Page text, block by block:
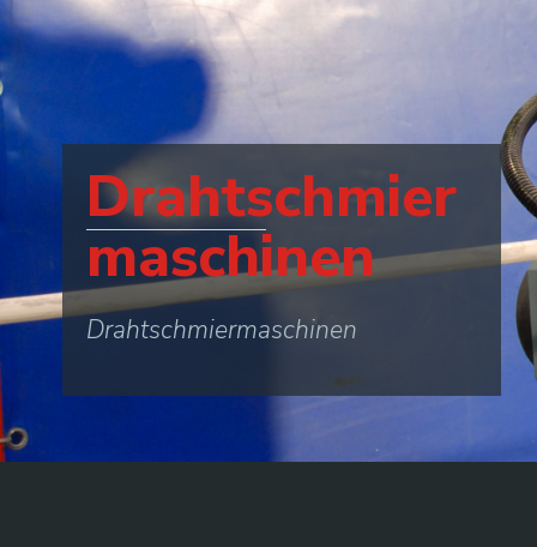
Drahtschmier
maschinen
Drahtschmiermaschinen